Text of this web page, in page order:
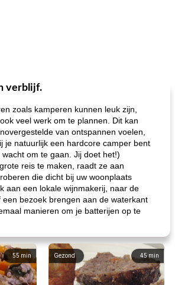
verblijf.
zoals kamperen kunnen leuk zijn,
veel werk om te plannen. Dit kan
van ontspannen voelen,
je natuurlijk een hardcore camper bent
om te gaan. Jij doet het!)
reis te maken, raadt ze aan
die dicht bij uw woonplaats
aan een lokale wijnmakerij, naar de
bezoek brengen aan de waterkant
manieren om je batterijen op te
55 min 45min
Gezond